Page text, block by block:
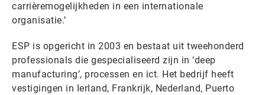
carrièremogelijkheden in een internationale
organisatie.’
ESP is opgericht in 2003 en bestaat uit tweehonderd
professionals die gespecialiseerd zijn in ‘deep
manufacturing’, processen en ict. Het bedrijf heeft
vestigingen in Ierland, Frankrijk, Nederland, Puerto